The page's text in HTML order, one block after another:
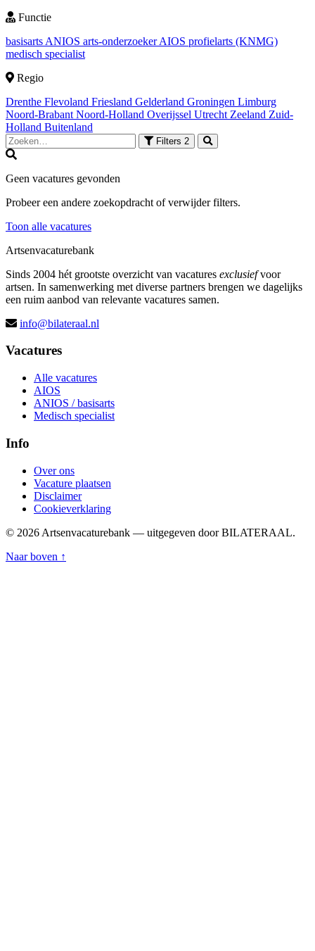
Functie
basisarts ANIOS arts-onderzoekerAIOS profielarts (KNMG)
medisch specialist
Regio
Drenthe Flevoland Friesland Gelderland Groningen Limburg
Noord-Brabant Noord-Holland Overijssel Utrecht Zeeland Zuid-
Holland Buitenland
Filters 2
Geen vacatures gevonden
Probeer een andere zoekopdracht of verwijder filters.
Toon alle vacatures
Artsenvacaturebank
Sinds 2004 hét grootste overzicht van vacatures exclusiefvoor
artsen. In samenwerking met diverse partners brengen we dagelijks
een ruim aanbod van relevante vacatures samen.
info@bilateraal.nl
Vacatures
Alle vacatures
AIOS
ANIOS / basisarts
Medisch specialist
Info
Over ons
Vacature plaatsen
Disclaimer
Cookieverklaring
© 2026 Artsenvacaturebank — uitgegeven door BILATERAAL.
Naar boven ↑